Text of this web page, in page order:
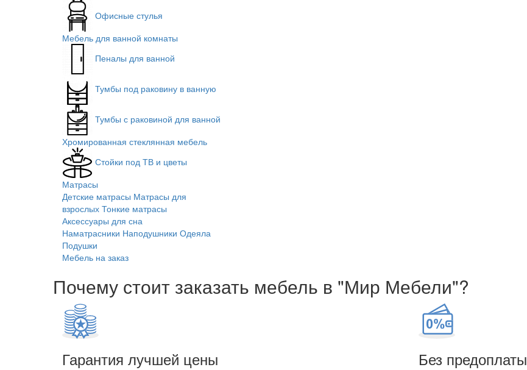
Офисные стулья
Мебель для ванной комнаты
Пеналы для ванной
Тумбы под раковину в ванную
Тумбы с раковиной для ванной
Хромированная стеклянная мебель
Стойки под ТВ и цветы
Матрасы
Детские матрасы Матрасы для
взрослых Тонкие матрасы
Аксессуары для сна
Наматрасники Наподушники Одеяла
Подушки
Мебель на заказ
Почему стоит заказать мебель в "Мир Мебели"?
Гарантия лучшей цены Без предоплаты